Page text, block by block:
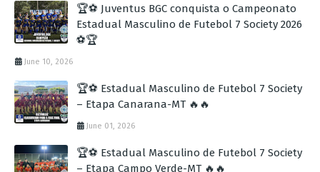
🏆⚽ Juventus BGC conquista o Campeonato
Estadual Masculino de Futebol 7 Society 2026
⚽🏆
June 10, 2026
🏆⚽ Estadual Masculino de Futebol 7 Society
– Etapa Canarana-MT 🔥🔥
June 01, 2026
🏆⚽ Estadual Masculino de Futebol 7 Society
– Etapa Campo Verde-MT 🔥🔥